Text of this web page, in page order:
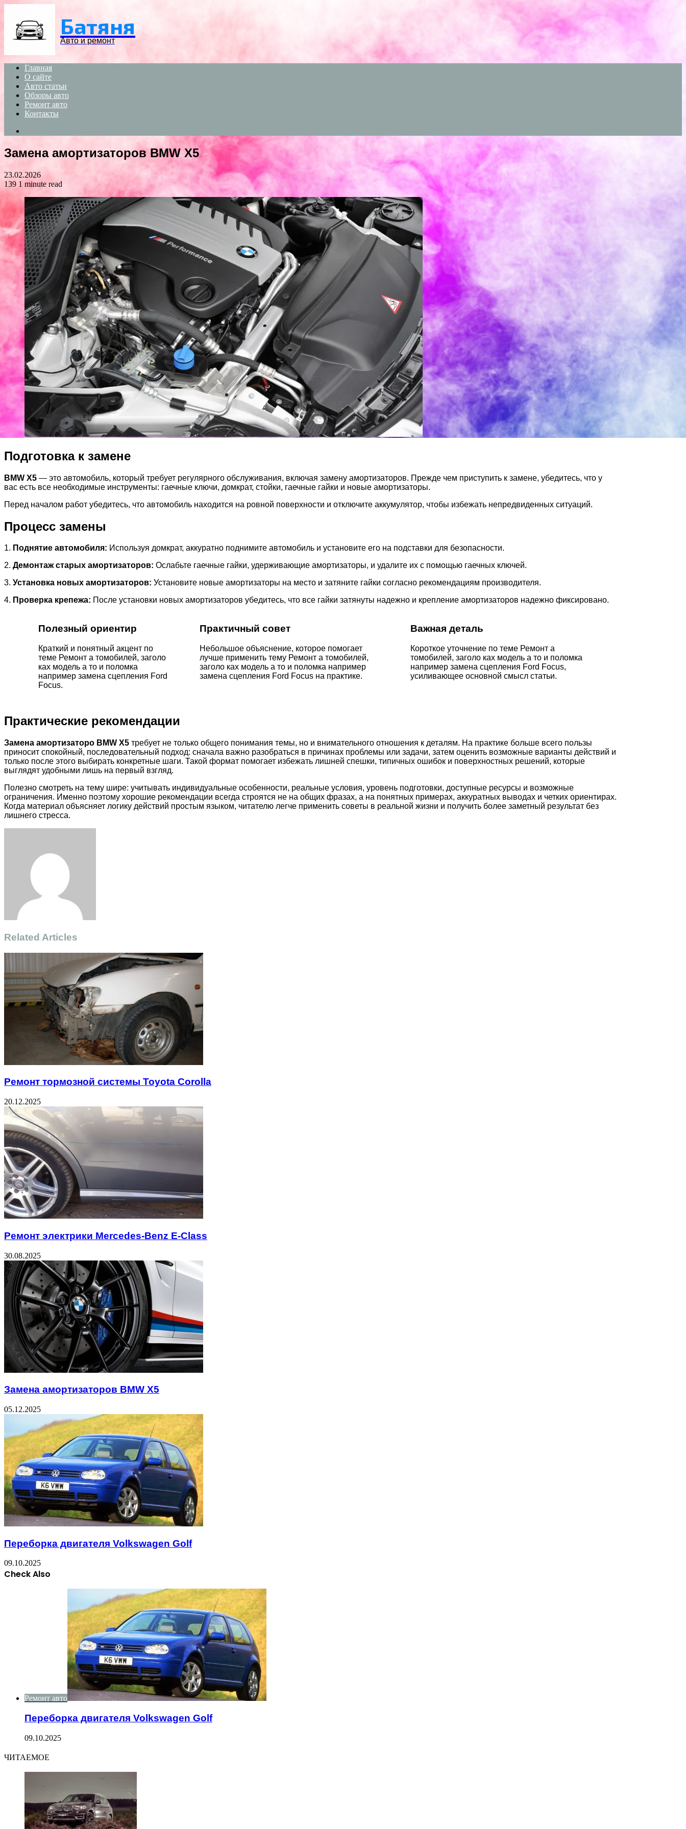
Батяня
Авто и ремонт
Главная
О сайте
Авто статьи
Обзоры авто
Ремонт авто
Контакты
Замена амортизаторов BMW X5
23.02.2026
139 1 minute read
Подготовка к замене
BMW X5 — это автомобиль, который требует регулярного обслуживания, включая замену амортизаторов. Прежде чем приступить к замене, убедитесь, что у
вас есть все необходимые инструменты: гаечные ключи, домкрат, стойки, гаечные гайки и новые амортизаторы.
Перед началом работ убедитесь, что автомобиль находится на ровной поверхности и отключите аккумулятор, чтобы избежать непредвиденных ситуаций.
Процесс замены
1. Поднятие автомобиля: Используя домкрат, аккуратно поднимите автомобиль и установите его на подставки для безопасности.
2. Демонтаж старых амортизаторов: Ослабьте гаечные гайки, удерживающие амортизаторы, и удалите их с помощью гаечных ключей.
3. Установка новых амортизаторов: Установите новые амортизаторы на место и затяните гайки согласно рекомендациям производителя.
4. Проверка крепежа: После установки новых амортизаторов убедитесь, что все гайки затянуты надежно и крепление амортизаторов надежно фиксировано.
Полезный ориентир
Краткий и понятный акцент по
теме Ремонт а томобилей, заголо
ках модель а то и поломка
например замена сцепления Ford
Focus.
Практичный совет
Небольшое объяснение, которое помогает
лучше применить тему Ремонт а томобилей,
заголо ках модель а то и поломка например
замена сцепления Ford Focus на практике.
Важная деталь
Короткое уточнение по теме Ремонт а
томобилей, заголо ках модель а то и поломка
например замена сцепления Ford Focus,
усиливающее основной смысл статьи.
Практические рекомендации
Замена амортизаторо BMW X5 требует не только общего понимания темы, но и внимательного отношения к деталям. На практике больше всего пользы
приносит спокойный, последовательный подход: сначала важно разобраться в причинах проблемы или задачи, затем оценить возможные варианты действий и
только после этого выбирать конкретные шаги. Такой формат помогает избежать лишней спешки, типичных ошибок и поверхностных решений, которые
выглядят удобными лишь на первый взгляд.
Полезно смотреть на тему шире: учитывать индивидуальные особенности, реальные условия, уровень подготовки, доступные ресурсы и возможные
ограничения. Именно поэтому хорошие рекомендации всегда строятся не на общих фразах, а на понятных примерах, аккуратных выводах и четких ориентирах.
Когда материал объясняет логику действий простым языком, читателю легче применить советы в реальной жизни и получить более заметный результат без
лишнего стресса.
Related Articles
Ремонт тормозной системы Toyota Corolla
20.12.2025
Ремонт электрики Mercedes-Benz E-Class
30.08.2025
Замена амортизаторов BMW X5
05.12.2025
Переборка двигателя Volkswagen Golf
09.10.2025
Check Also
Ремонт авто
Переборка двигателя Volkswagen Golf
09.10.2025
ЧИТАЕМОЕ